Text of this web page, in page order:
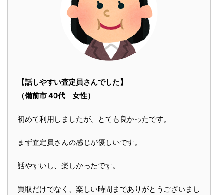
【話しやすい査定員さんでした】
（備前市 40代 女性）
初めて利用しましたが、とても良かったです。
まず査定員さんの感じが優しいです。
話やすいし、楽しかったです。
買取だけでなく、楽しい時間までありがとうございまし